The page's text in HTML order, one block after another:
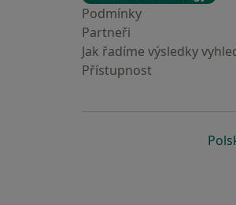
Podmínky
Partneři
Jak řadíme výsledky
Přístupnost